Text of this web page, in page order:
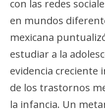
con las redes
en mundos
mexicana
estudiar a la
evidencia creciente
de los trastornos
la infancia. Un